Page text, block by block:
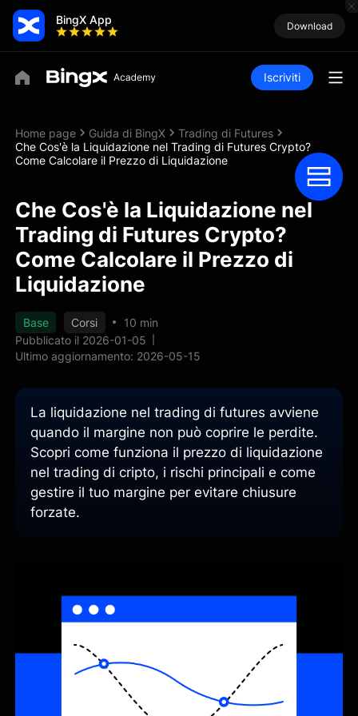
BingX App Download
Iscriviti
Home page Guida di BingX
Trading di Futures
Che Cos'è la Liquidazione nel Trading di Futures Crypto?
Come Calcolare il Prezzo di Liquidazione
Che Cos'è la Liquidazione nel
Trading di Futures Crypto?
Come Calcolare il Prezzo di
Liquidazione
Base Corsi
10 min
Pubblicato il 2026-01-05
Ultimo aggiornamento: 2026-05-15
La liquidazione nel trading di futures avviene
quando il margine non può coprire le perdite.
Scopri come funziona il prezzo di liquidazione
nel trading di cripto, i rischi principali e come
gestire il tuo margine per evitare chiusure
forzate.